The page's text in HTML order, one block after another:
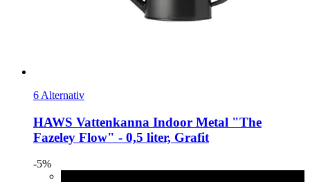
6 Alternativ
HAWS Vattenkanna Indoor Metal "The
Fazeley Flow" -​ 0,5 liter, Grafit
-5%